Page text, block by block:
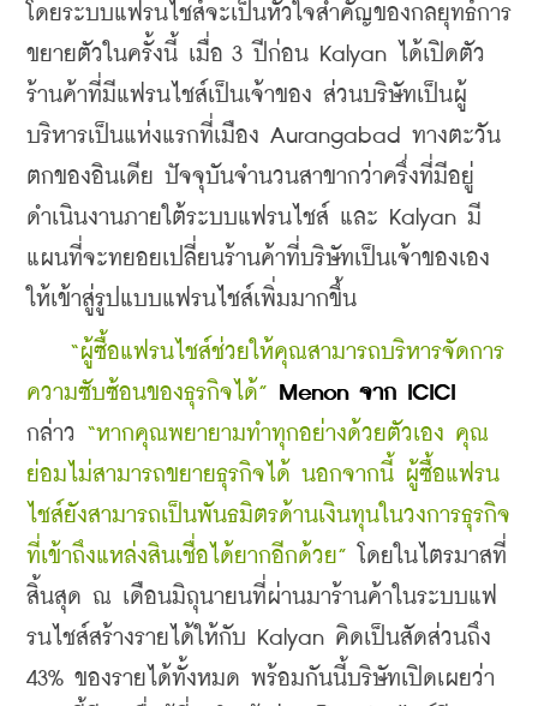
โดยระบบแฟรนไชส์จะเป็นหัวใจสำคัญของกลยุทธ์การ
ขยายตัวในครั้งนี้ เมื่อ 3 ปีก่อน Kalyan ได้เปิดตัว
ร้านค้าที่มีแฟรนไชส์เป็นเจ้าของ ส่วนบริษัทเป็นผู้
บริหารเป็นแห่งแรกที่เมือง Aurangabad ทางตะวัน
ตกของอินเดีย ปัจจุบันจำนวนสาขากว่าครึ่งที่มีอยู่
ดำเนินงานภายใต้ระบบแฟรนไชส์ และ Kalyan มี
แผนที่จะทยอยเปลี่ยนร้านค้าที่บริษัทเป็นเจ้าของเอง
ให้เข้าสู่รูปแบบแฟรนไชส์เพิ่มมากขึ้น
“ผู้ซื้อแฟรนไชส์ช่วยให้คุณสามารถบริหารจัดการ
ความซับซ้อนของธุรกิจได้”
Menon จาก ICICI
กล่าว “หากคุณพยายามทำทุกอย่างด้วยตัวเอง คุณ
ย่อมไม่สามารถขยายธุรกิจได้ นอกจากนี้ ผู้ซื้อแฟรน
ไชส์ยังสามารถเป็นพันธมิตรด้านเงินทุนในวงการธุรกิจ
ที่เข้าถึงแหล่งสินเชื่อได้ยากอีกด้วย” โดยในไตรมาสที่
สิ้นสุด ณ เดือนมิถุนายนที่ผ่านมาร้านค้าในระบบแฟ
รนไชส์สร้างรายได้ให้กับ Kalyan คิดเป็นสัดส่วนถึง
43% ของรายได้ทั้งหมด พร้อมกันนี้บริษัทเปิดเผยว่า